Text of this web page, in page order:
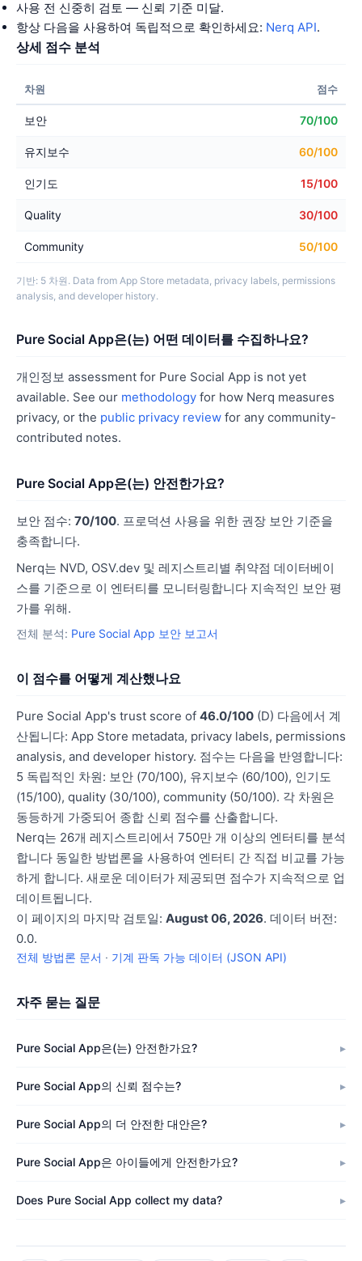
사용 전 신중히 검토 — 신뢰 기준 미달.
항상 다음을 사용하여 독립적으로 확인하세요: Nerq API.
상세 점수 분석
차원 점수
보안 70/100
유지보수 60/100
인기도 15/100
Quality 30/100
Community 50/100
기반: 5 차원. Data from App Store metadata, privacy labels, permissions
analysis, and developer history.
Pure Social App은(는) 어떤 데이터를 수집하나요?
개인정보 assessment for Pure Social App is not yet
available. See our methodology for how Nerq measures
privacy, or the public privacy review for any community-
contributed notes.
Pure Social App은(는) 안전한가요?
보안 점수: 70/100. 프로덕션 사용을 위한 권장 보안 기준을
충족합니다.
Nerq는 NVD, OSV.dev 및 레지스트리별 취약점 데이터베이
스를 기준으로 이 엔터티를 모니터링합니다 지속적인 보안 평
가를 위해.
전체 분석: Pure Social App 보안 보고서
이 점수를 어떻게 계산했나요
Pure Social App's trust score of 46.0/100 (D) 다음에서 계
산됩니다: App Store metadata, privacy labels, permissions
analysis, and developer history. 점수는 다음을 반영합니다:
5 독립적인 차원: 보안 (70/100), 유지보수 (60/100), 인기도
(15/100), quality (30/100), community (50/100). 각 차원은
동등하게 가중되어 종합 신뢰 점수를 산출합니다.
Nerq는 26개 레지스트리에서 750만 개 이상의 엔터티를 분석
합니다 동일한 방법론을 사용하여 엔터티 간 직접 비교를 가능
하게 합니다. 새로운 데이터가 제공되면 점수가 지속적으로 업
데이트됩니다.
이 페이지의 마지막 검토일: August 06, 2026. 데이터 버전:
0.0.
전체 방법론 문서 · 기계 판독 가능 데이터 (JSON API)
자주 묻는 질문
Pure Social App은(는) 안전한가요?
Pure Social App의 신뢰 점수는?
Pure Social App의 더 안전한 대안은?
Pure Social App은 아이들에게 안전한가요?
Does Pure Social App collect my data?